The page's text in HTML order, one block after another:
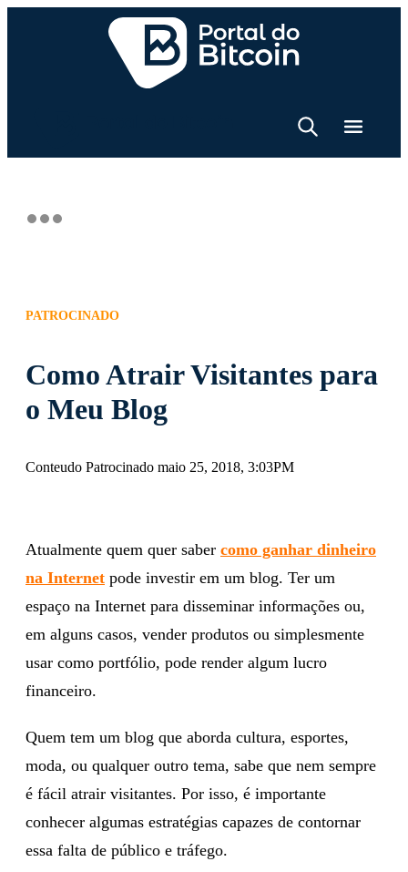
Como Atrair Visitantes para
Atualmente quem quer saber como ganhar dinheiro
na Internetpode investir em um blog. Ter um
espaço na Internet para disseminar informações ou,
em alguns casos, vender produtos ou simplesmente
usar como portfólio, pode render algum lucro
financeiro.
Quem tem um blog que aborda cultura, esportes,
moda, ou qualquer outro tema, sabe que nem sempre
é fácil atrair visitantes. Por isso, é importante
conhecer algumas estratégias capazes de contornar